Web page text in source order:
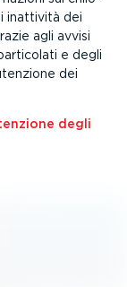
inattività dei
agli avvisi
e degli
dei
degli